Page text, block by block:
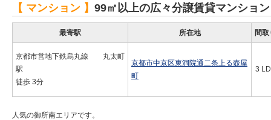
【 マンション 】 99㎡以上の広々分譲賃貸マンション
最寄駅 所在地 間取
京都市営地下鉄烏丸線 丸太町
駅
徒歩 3分
京都市中京区東洞院通二条上る壺屋
町
3
人気の御所南エリアです。